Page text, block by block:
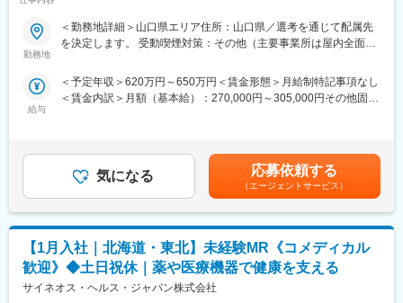
これを可能にしている背景としては、比較的少数規模を保って運
営を行っているからこそマネージャーの目が行き届く環境を整え
■入社後も強力なバックアップが受けられます！
も実施しており、日々の業務だけでなく中長期的な視点での相談
も可能です。また、クライアント・社内評価に基いた明確な評価
制度により、キャリアや年収アップに向けた目標を定めやすい環
境です。
少しでも医療業界でキャリア形成したい！というお気持ちのある
方は是非ご応募ください！
変更の範囲：会社の定める業務
パス豊富】
る「CSO」という業界で世界最大手の企業です。今回はIQVIAの
正社員として、クライアントである医療機器メーカーの名刺を持
■具体的な業務内容：
IQVIAにご入社後、新人研修を経たのちに、平均して2～3年単位
で実施される医療機器営業のプロジェクトに配属させていただき
ます。
医療機器の営業担当者として、クライアントである医療機器メー
カーの名刺を携えて基幹病院などの医師や看護師など医療従事者
の方々との面談を通して、製品に関わる情報提供や扱い方のレク
チャーなどの営業活動を行っていただきます。
※今回のプロジェクトについての詳細は面接の場でご説明させてい
勤務地
＜勤務地詳細＞山口県エリア住所：山口県／選考を通じて配属先
を決定します。 受動喫煙対策：その他（主要事業所は屋内全面禁
給与
＜予定年収＞620万円～650万円＜賃金形態＞月給制特記事項なし
＜賃金内訳＞月額（基本給）：270,000円～305,000円その他固定
手当支給する。【補足】プロジェクト稼働手当(35,000円)、外勤
日当（1日1,500円／外勤3.5時間以上）■変動賞与制（6月・12
月・3月）※平均実績6ヶ月分■インセンティブ：3月（対象者）賃
金はあくまでも目安の金額であり、選考を通じて上下する可能性
があります。月給(月額)は固定手当を含めた表記です。
気になる 応募依頼する
（エージェントサービス）
【1月入社｜北海道・東北】未経験MR《コメディカル
歓迎》◆土日祝休｜薬や医療機器で健康を支える
サイネオス・ヘルス・ジャパン株式会社